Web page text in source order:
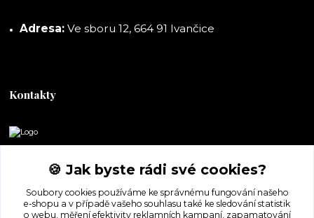
Adresa: Ve sboru 12, 664 91 Ivančice
Kontakty
+420 777 247 722
(Po-Pá, 8-16 hod.)
🍪 Jak byste rádi své cookies?
Soubory cookies používáme ke správnému fungování našeho
e-shopu a v případě vašeho souhlasu také ke sledování statistik
o webu, měření efektivity reklamních kampaní, zapamatování